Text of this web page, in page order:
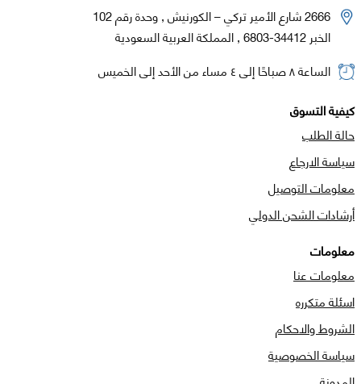
2666 شارع الأمير تركي – الكورنيش , وحدة رقم 102
الخبر 34412-6803 , المملكة العربية السعودية
الساعة ٨ صباحًا إلى ٤ مساء من الأحد إلى الخميس
كيفية التسوق
حالة الطلب
سياسة الارجاع
معلومات التوصيل
أرشادات الشحن الدولي
معلومات
معلومات عنا
اسئلة متكرره
الشروط والاحكام
سياسة الخصوصية